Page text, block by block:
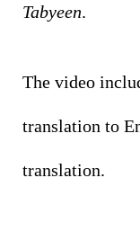
Tabyeen.
The video
translation to
translation.